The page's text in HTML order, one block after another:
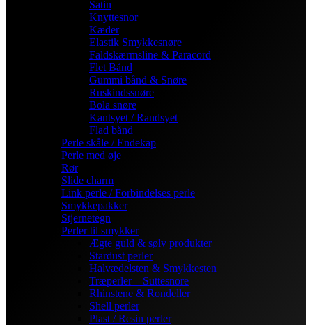
Satin
Knyttesnor
Kæder
Elastik Smykkesnøre
Faldskærmsline & Paracord
Flet Bånd
Gummi bånd & Snøre
Ruskindssnøre
Bola snøre
Kantsyet / Randsyet
Flad bånd
Perle skåle / Endekap
Perle med øje
Rør
Slide charm
Link perle / Forbindelses perle
Smykkepakker
Stjernetegn
Perler til smykker
Ægte guld & sølv produkter
Stardust perler
Halvædelsten & Smykkesten
Træperler – Suttesnore
Rhinstene & Rondeller
Shell perler
Plast / Resin perler